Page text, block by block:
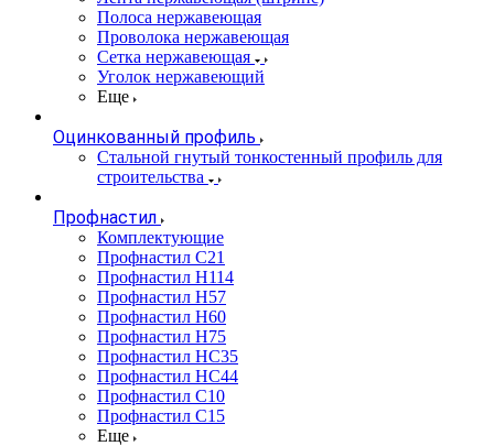
Полоса нержавеющая
Проволока нержавеющая
Сетка нержавеющая
Уголок нержавеющий
Еще
Оцинкованный профиль
Стальной гнутый тонкостенный профиль для
строительства
Профнастил
Комплектующие
Профнастил C21
Профнастил Н114
Профнастил Н57
Профнастил Н60
Профнастил Н75
Профнастил НС35
Профнастил НС44
Профнастил С10
Профнастил С15
Еще